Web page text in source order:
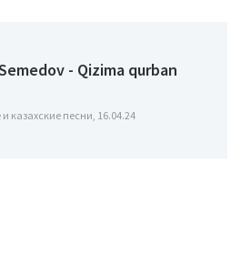
- Qizima qurban
и казахские песни, 16.04.24